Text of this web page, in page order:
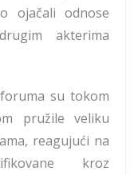
ojačali odnose
akterima
su tokom
pružile veliku
reagujući na
kroz